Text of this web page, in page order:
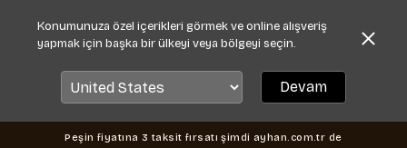
Konumunuza özel içerikleri görmek ve online alışveriş
yapmak için başka bir ülkeyi veya bölgeyi seçin.
Devam
Peşin fiyatına 3 taksit fırsatı şimdi ayhan.com.tr de